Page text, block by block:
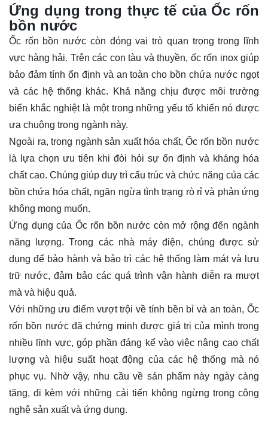
Ứng dụng trong thực tế của Ốc rốn
bồn nước
Ốc rốn bồn nước còn đóng vai trò quan trọng trong lĩnh
vực hàng hải. Trên các con tàu và thuyền, ốc rốn inox giúp
bảo đảm tính ổn định và an toàn cho bồn chứa nước ngọt
và các hệ thống khác. Khả năng chịu được môi trường
biển khắc nghiệt là một trong những yếu tố khiến nó được
ưa chuộng trong ngành này.
Ngoài ra, trong ngành sản xuất hóa chất, Ốc rốn bồn nước
là lựa chọn ưu tiên khi đòi hỏi sự ổn định và kháng hóa
chất cao. Chúng giúp duy trì cấu trúc và chức năng của các
bồn chứa hóa chất, ngăn ngừa tình trạng rò rỉ và phản ứng
không mong muốn.
Ứng dụng của Ốc rốn bồn nước còn mở rộng đến ngành
năng lượng. Trong các nhà máy điện, chúng được sử
dụng để bảo hành và bảo trì các hệ thống làm mát và lưu
trữ nước, đảm bảo các quá trình vận hành diễn ra mượt
mà và hiệu quả.
Với những ưu điểm vượt trội về tính bền bỉ và an toàn, Ốc
rốn bồn nước đã chứng minh được giá trị của mình trong
nhiều lĩnh vực, góp phần đáng kể vào việc nâng cao chất
lượng và hiệu suất hoạt động của các hệ thống mà nó
phục vụ. Nhờ vậy, nhu cầu về sản phẩm này ngày càng
tăng, đi kèm với những cải tiến không ngừng trong công
nghệ sản xuất và ứng dụng.